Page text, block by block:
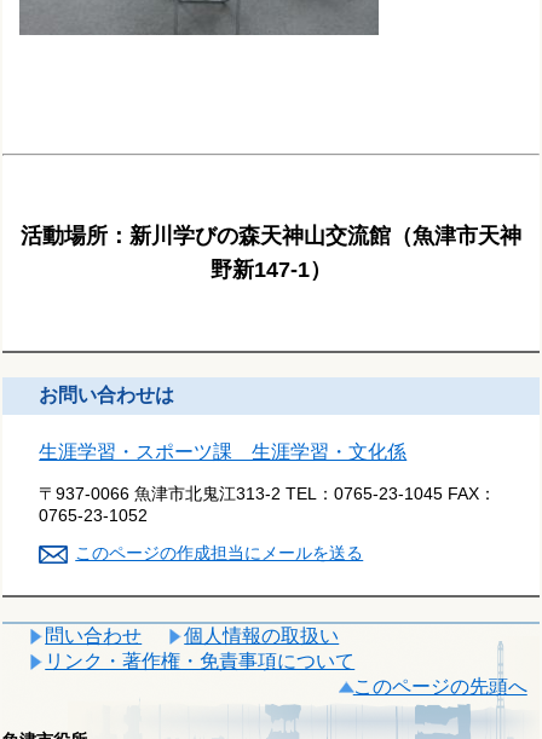
活動場所：新川学びの森天神山交流館（魚津市天神
野新147-1）
お問い合わせは
生涯学習・スポーツ課 生涯学習・文化係
〒937-0066 魚津市北鬼江313-2 TEL：0765-23-1045 FAX：
0765-23-1052
このページの作成担当にメールを送る
問い合わせ
個人情報の取扱い
リンク・著作権・免責事項について
このページの先頭へ